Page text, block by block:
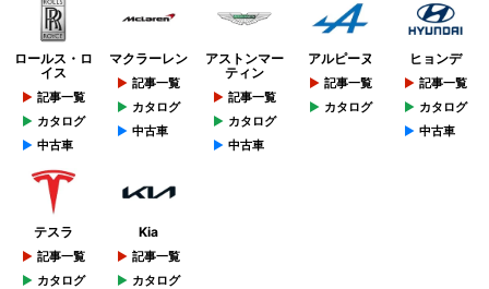
ロールス・ロ
イス
記事一覧
カタログ
中古車
マクラーレン
記事一覧
カタログ
中古車
アストンマー
ティン
記事一覧
カタログ
中古車
アルピーヌ
記事一覧
カタログ
ヒョンデ
記事一覧
カタログ
中古車
テスラ
記事一覧
カタログ
Kia
記事一覧
カタログ